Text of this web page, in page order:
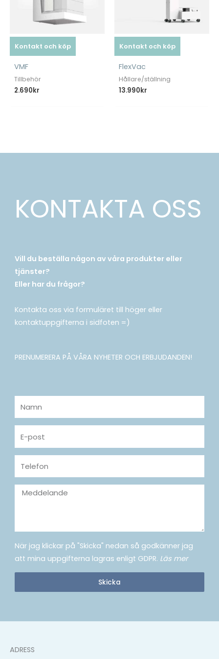
Kontakt och köp
VMF
Tillbehör
2.690kr
Kontakt och köp
FlexVac
Hållare/ställning
13.990kr
KONTAKTA OSS
Vill du beställa någon av våra produkter eller
tjänster?
Eller har du frågor?
Kontakta oss via formuläret till höger eller
kontaktuppgifterna i sidfoten =)
PRENUMERERA PÅ VÅRA NYHETER OCH ERBJUDANDEN!
post
Meddelande
När jag klickar på "Skicka" nedan så godkänner jag
att mina uppgifterna lagras enligt GDPR. Läs mer
Skicka
ADRESS